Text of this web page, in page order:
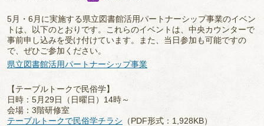
5月・6月に実施する県立図書館活用パートナーシップ事業のイベン
トは、以下のとおりです。これらのイベントは、中央カウンターで
事前申し込みを受け付けています。また、当日参加も可能ですの
で、ぜひご参加ください。
県立図書館活用パートナーシップ事業
【テーブルトークで民俗学】
日時：5月29日（日曜日）14時～
会場：3階研修室
テーブルトークで民俗学チラシ （PDF形式：1,928KB）